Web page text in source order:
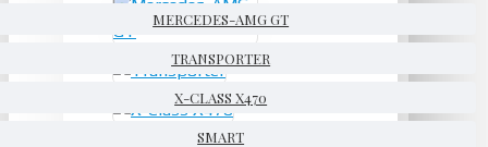
MERCEDES-AMG GT
TRANSPORTER
X-CLASS X470
SMART